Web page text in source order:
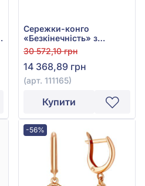
Сережки-конго
«Безкінечність» з
червоного золота 585° з
фіанітами/
куб.цирконієм, арт.
111165
30 572,10 грн
14 368,89 грн
(арт. 111165)
Купити
-56%